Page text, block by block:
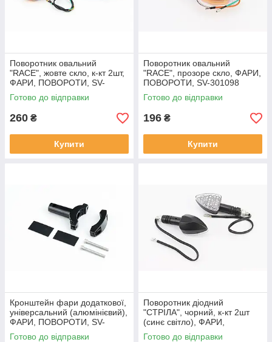
Поворотник овальний
"RACE", жовте скло, к-кт 2шт,
ФАРИ, ПОВОРОТИ, SV-
354883
Готово до відправки
260 ₴
Купити
Поворотник овальний
"RACE", прозоре скло, ФАРИ,
ПОВОРОТИ, SV-301098
Готово до відправки
196 ₴
Купити
Кронштейн фари додаткової,
універсальний (алюмінієвий),
ФАРИ, ПОВОРОТИ, SV-
354934
Готово до відправки
Поворотник діодний
"СТРІЛА", чорний, к-кт 2шт
(синє світло), ФАРИ,
ПОВОРОТИ, SV-337825
Готово до відправки